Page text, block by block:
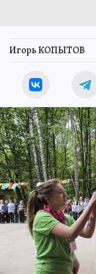
Игорь КОПЫТОВ